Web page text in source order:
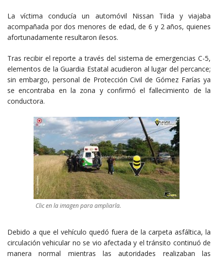
La víctima conducía un automóvil Nissan Tiida y viajaba
acompañada por dos menores de edad, de 6 y 2 años, quienes
afortunadamente resultaron ilesos.
Tras recibir el reporte a través del sistema de emergencias C-5,
elementos de la Guardia Estatal acudieron al lugar del percance;
sin embargo, personal de Protección Civil de Gómez Farías ya
se encontraba en la zona y confirmó el fallecimiento de la
conductora.
Clic en la imagen para ampliarla.
Debido a que el vehículo quedó fuera de la carpeta asfáltica, la
circulación vehicular no se vio afectada y el tránsito continuó de
manera normal mientras las autoridades realizaban las